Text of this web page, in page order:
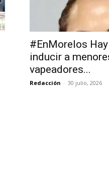
#EnMorelos
inducir a
vapeadores...
Redacción - 30 julio, 2026